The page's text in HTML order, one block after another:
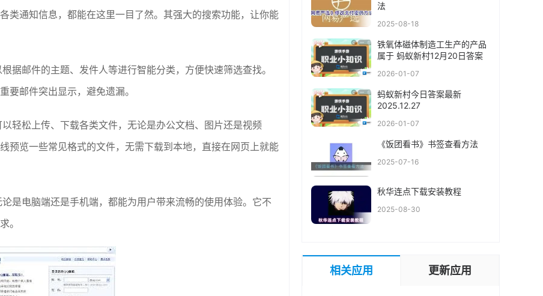
类通知信息，都能在这里一目了然。其强大的搜索功能，让你能
据邮件的主题、发件人等进行智能分类，方便快速筛选查找。
要邮件突出显示，避免遗漏。
轻松上传、下载各类文件，无论是办公文档、图片还是视频
预览一些常见格式的文件，无需下载到本地，直接在网页上就能
是电脑端还是手机端，都能为用户带来流畅的使用体验。它不
。
法
2025-08-18
铁氧体磁体制造工生产的产品
属于 蚂蚁新村12月20日答案
2026-01-07
蚂蚁新村今日答案最新
2025.12.27
2026-01-07
《饭团看书》书签查看方法
2025-07-16
秋华连点下载安装教程
2025-08-30
相关应用 更新应用